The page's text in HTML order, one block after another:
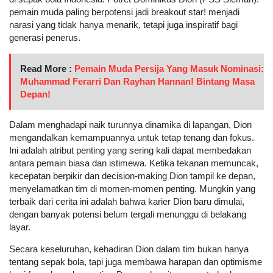
pemain muda paling berpotensi jadi breakout star! menjadi
narasi yang tidak hanya menarik, tetapi juga inspiratif bagi
generasi penerus.
Read More : Pemain Muda Persija Yang Masuk Nominasi:
Muhammad Ferarri Dan Rayhan Hannan! Bintang Masa
Depan!
Dalam menghadapi naik turunnya dinamika di lapangan, Dion
mengandalkan kemampuannya untuk tetap tenang dan fokus.
Ini adalah atribut penting yang sering kali dapat membedakan
antara pemain biasa dan istimewa. Ketika tekanan memuncak,
kecepatan berpikir dan decision-making Dion tampil ke depan,
menyelamatkan tim di momen-momen penting. Mungkin yang
terbaik dari cerita ini adalah bahwa karier Dion baru dimulai,
dengan banyak potensi belum tergali menunggu di belakang
layar.
Secara keseluruhan, kehadiran Dion dalam tim bukan hanya
tentang sepak bola, tapi juga membawa harapan dan optimisme